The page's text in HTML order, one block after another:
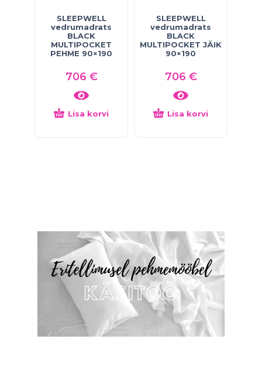
SLEEPWELL
vedrumadrats
BLACK
MULTIPOCKET
PEHME 90×190
706 €
Lisa korvi
SLEEPWELL
vedrumadrats
BLACK
MULTIPOCKET JÄIK
90×190
706 €
Lisa korvi